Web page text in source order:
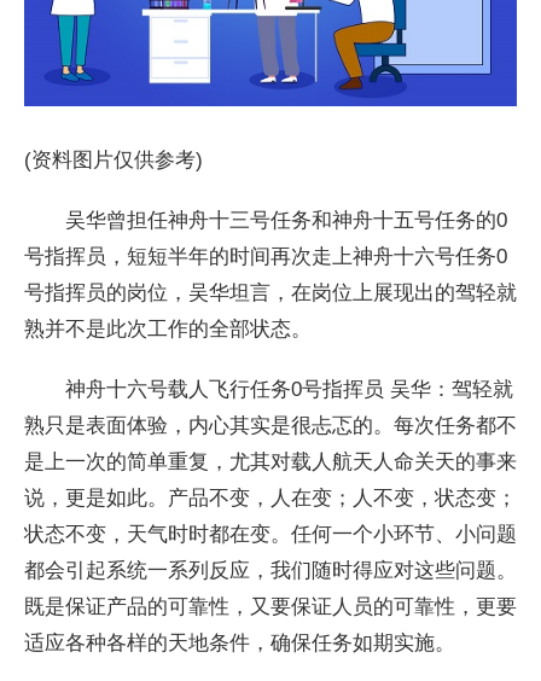
(资料图片仅供参考)
吴华曾担任神舟十三号任务和神舟十五号任务的0
号指挥员，短短半年的时间再次走上神舟十六号任务0
号指挥员的岗位，吴华坦言，在岗位上展现出的驾轻就
熟并不是此次工作的全部状态。
神舟十六号载人飞行任务0号指挥员 吴华：驾轻就
熟只是表面体验，内心其实是很忐忑的。每次任务都不
是上一次的简单重复，尤其对载人航天人命关天的事来
说，更是如此。产品不变，人在变；人不变，状态变；
状态不变，天气时时都在变。任何一个小环节、小问题
都会引起系统一系列反应，我们随时得应对这些问题。
既是保证产品的可靠性，又要保证人员的可靠性，更要
适应各种各样的天地条件，确保任务如期实施。